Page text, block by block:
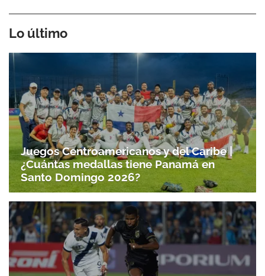
Lo último
Juegos Centroamericanos y del Caribe |
¿Cuántas medallas tiene Panamá en
Santo Domingo 2026?